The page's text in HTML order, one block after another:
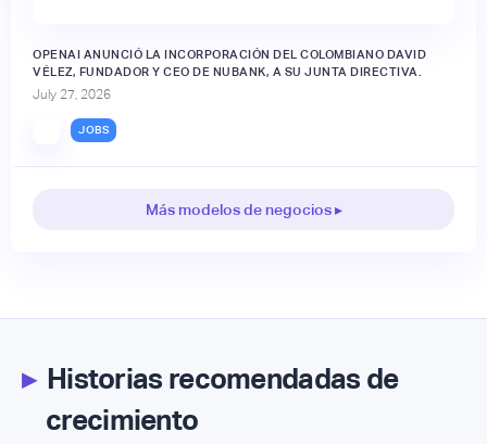
OPENAI ANUNCIÓ LA INCORPORACIÓN DEL COLOMBIANO DAVID
VÉLEZ, FUNDADOR Y CEO DE NUBANK, A SU JUNTA DIRECTIVA.
July 27, 2026
JOBS
Más modelos de negocios ▸
▸Historias recomendadas de
crecimiento